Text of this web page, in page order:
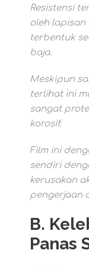
Resistensi
oleh lapisan
terbentuk
baja.
Meskipun
terlihat ini
sangat
korosif.
Film ini
sendiri
kerusakan
pengerjaan
B.
Panas